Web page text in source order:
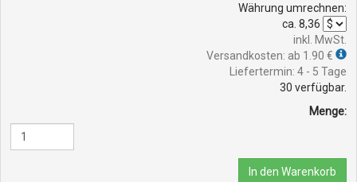
Währung umrechnen:
ca. 8,36
inkl. MwSt.
Versandkosten: ab 1.90 €
Liefertermin: 4 - 5 Tage
30 verfügbar.
Menge:
In den Warenkorb